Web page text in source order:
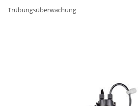
Trübungsüberwachung